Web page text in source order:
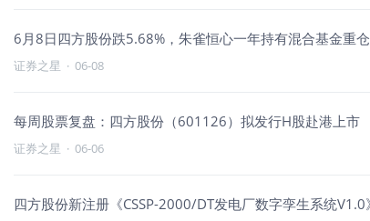
6月8日四方股份跌5.68%，朱雀恒心一年持有混合基金重
证券之星 · 06-08
每周股票复盘：四方股份（601126）拟发行H股赴港上市
证券之星 · 06-06
四方股份新注册《CSSP-2000/DT发电厂数字孪生系统